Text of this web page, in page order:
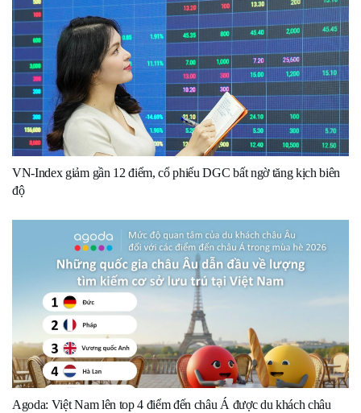
VN-Index giảm gần 12 điểm, cổ phiếu DGC bất ngờ tăng kịch biên
độ
Agoda: Việt Nam lên top 4 điểm đến châu Á được du khách châu